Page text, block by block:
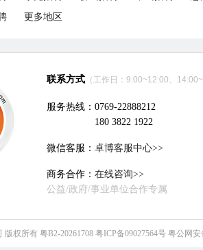
更多地区
联系方式 （工作日：9:00~12:00、
服务热线：0769-22888212
180 3822 1922
微信客服： 卓博客服中心>>
商务合作： 在线咨询>>
公益/政府/事业单位合作专属
版权所有 粤B2-20261708 粤ICP备09027564号 粤公网安